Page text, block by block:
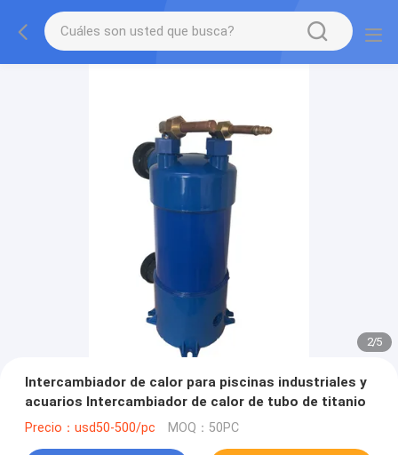
2/5
Intercambiador de calor para piscinas industriales y
acuarios Intercambiador de calor de tubo de titanio
Precio：usd50-500/pc MOQ：50PC